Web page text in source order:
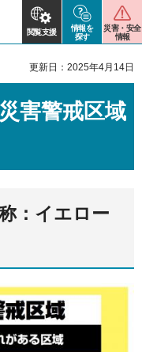
閲覧支援
情報を
探す
災害・安全
情報
更新日：2025年4月14日
害警戒区域
：イエロー